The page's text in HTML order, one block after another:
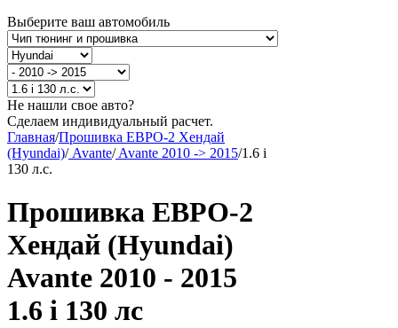
Выберите ваш автомобиль
Не нашли свое авто?
Сделаем индивидуальный расчет.
Главная/Прошивка ЕВРО-2 Хендай
(Hyundai)/Avante/Avante 2010 -> 2015/1.6 i
130 л.с.
Прошивка ЕВРО-2
Хендай (Hyundai)
Avante 2010 - 2015
1.6 i 130 лс